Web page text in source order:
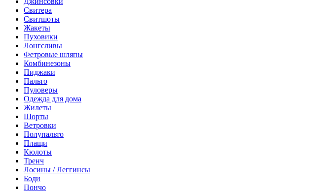
Свитера
Свитшоты
Жакеты
Пуховики
Лонгсливы
Фетровые шляпы
Комбинезоны
Пиджаки
Пальто
Пуловеры
Одежда для дома
Жилеты
Шорты
Ветровки
Полупальто
Плащи
Кюлоты
Тренч
Лосины / Леггинсы
Боди
Пончо